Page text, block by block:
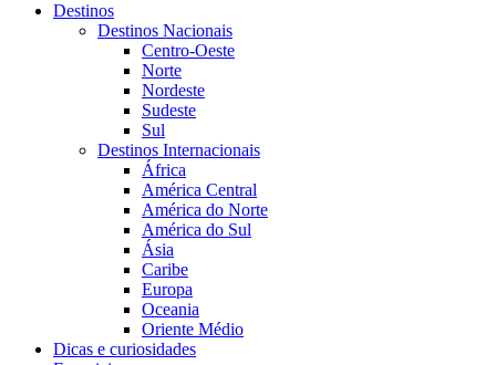
Destinos
Destinos Nacionais
Centro-Oeste
Norte
Nordeste
Sudeste
Sul
Destinos Internacionais
África
América Central
América do Norte
América do Sul
Ásia
Caribe
Europa
Oceania
Oriente Médio
Dicas e curiosidades